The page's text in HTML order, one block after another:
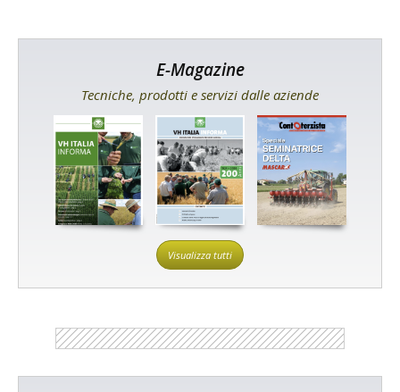
E-Magazine
Tecniche, prodotti e servizi dalle aziende
Visualizza tutti